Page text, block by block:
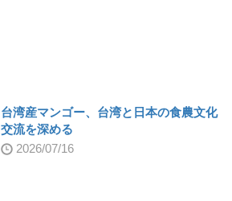
台湾産マンゴー、台湾と日本の食農文化
交流を深める
2026/07/16